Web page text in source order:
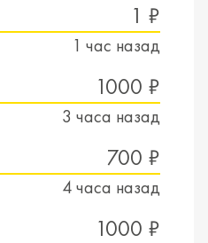
1 ₽
1 час назад
1000 ₽
3 часа назад
700 ₽
4 часа назад
1000 ₽